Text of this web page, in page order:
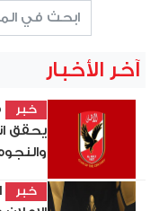
آخر الأخبار
خبر
يحقق
خبر